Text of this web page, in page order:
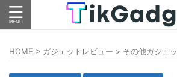
HOME > ガジェットレビュー > その他ガジェ